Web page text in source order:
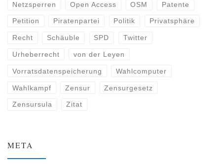
Netzsperren Open Access OSM Patente
Petition Piratenpartei Politik Privatsphäre
Recht Schäuble SPD Twitter
Urheberrecht von der Leyen
Vorratsdatenspeicherung Wahlcomputer
Wahlkampf Zensur Zensurgesetz
Zensursula Zitat
META